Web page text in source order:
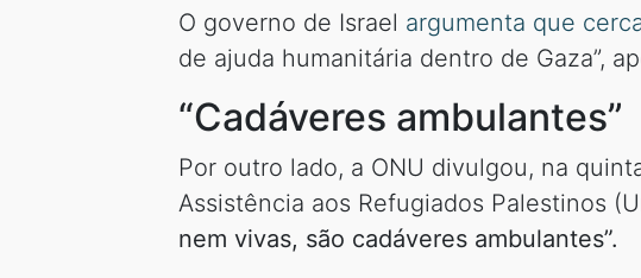
O governo de Israel argumenta que
de ajuda humanitária dentro de Gaza”,
“Cadáveres ambulantes”
Por outro lado, a ONU divulgou, na
Assistência aos Refugiados Palestinos
nem vivas, são cadáveres ambulantes”.